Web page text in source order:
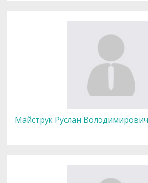
Майструк Руслан Володимирович